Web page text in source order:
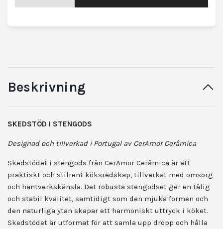
Beskrivning
SKEDSTÖD I STENGODS
Designad och tillverkad i Portugal av CerAmor Cerâmica
Skedstödet i stengods från CerAmor Cerâmica är ett
praktiskt och stilrent köksredskap, tillverkat med omsorg
och hantverkskänsla. Det robusta stengodset ger en tålig
och stabil kvalitet, samtidigt som den mjuka formen och
den naturliga ytan skapar ett harmoniskt uttryck i köket.
Skedstödet är utformat för att samla upp dropp och hålla